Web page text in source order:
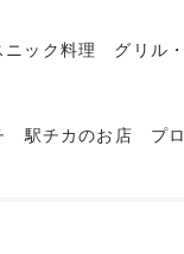
ニック料理 グリル
駅チカのお店 プ